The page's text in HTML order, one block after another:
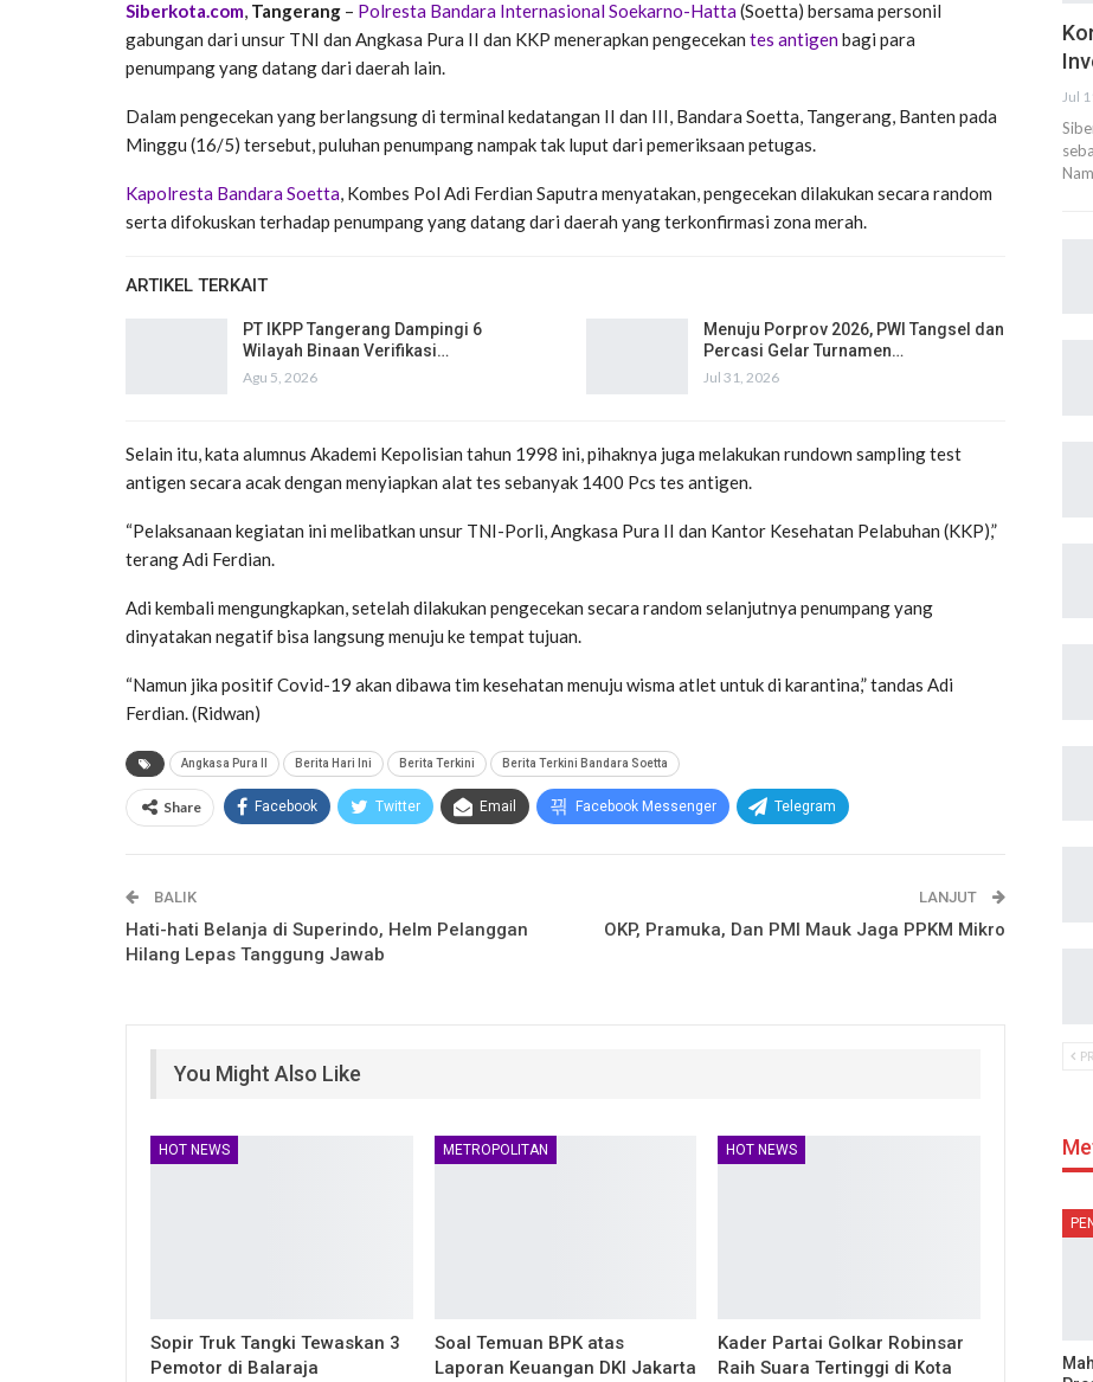
Siberkota.com, Tangerang – Polresta Bandara Internasional Soekarno-Hatta(Soetta) bersama personil
gabungan dari unsur TNI dan Angkasa Pura II dan KKP menerapkan pengecekan tes antigenbagi para
penumpang yang datang dari daerah lain.
Dalam pengecekan yang berlangsung di terminal kedatangan II dan III, Bandara Soetta, Tangerang, Banten pada
Minggu (16/5) tersebut, puluhan penumpang nampak tak luput dari pemeriksaan petugas.
Kapolresta Bandara Soetta, Kombes Pol Adi Ferdian Saputra menyatakan, pengecekan dilakukan secara random
serta difokuskan terhadap penumpang yang datang dari daerah yang terkonfirmasi zona merah.
ARTIKEL TERKAIT
PT IKPP Tangerang Dampingi 6
Wilayah Binaan Verifikasi…
Agu 5, 2026
Menuju Porprov 2026, PWI Tangsel dan
Percasi Gelar Turnamen…
Jul 31, 2026
Selain itu, kata alumnus Akademi Kepolisian tahun 1998 ini, pihaknya juga melakukan rundown sampling test
antigen secara acak dengan menyiapkan alat tes sebanyak 1400 Pcs tes antigen.
“Pelaksanaan kegiatan ini melibatkan unsur TNI-Porli, Angkasa Pura II dan Kantor Kesehatan Pelabuhan (KKP),”
terang Adi Ferdian.
Adi kembali mengungkapkan, setelah dilakukan pengecekan secara random selanjutnya penumpang yang
dinyatakan negatif bisa langsung menuju ke tempat tujuan.
“Namun jika positif Covid-19 akan dibawa tim kesehatan menuju wisma atlet untuk di karantina,” tandas Adi
Ferdian. (Ridwan)
Angkasa Pura II Berita Hari Ini Berita Terkini Berita Terkini Bandara Soetta
Share Facebook Twitter Email Facebook Messenger Telegram
BALIK
Hati-hati Belanja di Superindo, Helm Pelanggan
Hilang Lepas Tanggung Jawab
LANJUT
OKP, Pramuka, Dan PMI Mauk Jaga PPKM Mikro
You Might Also Like
HOT NEWS
Sopir Truk Tangki Tewaskan 3
Pemotor di Balaraja
METROPOLITAN
Soal Temuan BPK atas
Laporan Keuangan DKI Jakarta
HOT NEWS
Kader Partai Golkar Robinsar
Raih Suara Tertinggi di Kota
Jul